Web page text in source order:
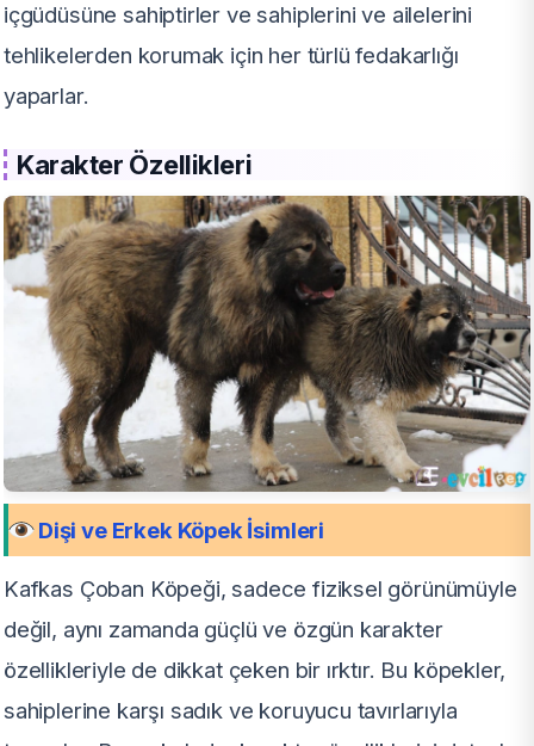
içgüdüsüne sahiptirler ve sahiplerini ve ailelerini
tehlikelerden korumak için her türlü fedakarlığı
yaparlar.
Karakter Özellikleri
Dişi ve Erkek Köpek İsimleri
Kafkas Çoban Köpeği, sadece fiziksel görünümüyle
değil, aynı zamanda güçlü ve özgün karakter
özellikleriyle de dikkat çeken bir ırktır. Bu köpekler,
sahiplerine karşı sadık ve koruyucu tavırlarıyla